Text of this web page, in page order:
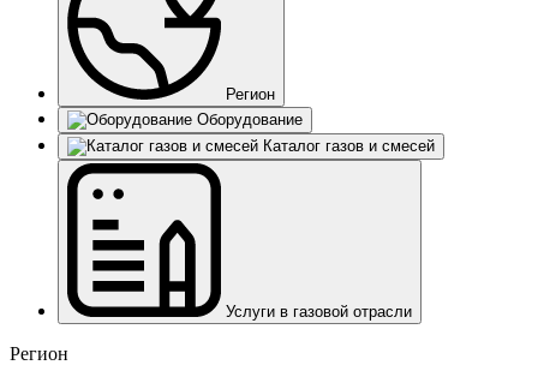
Регион
Оборудование
Каталог газов и смесей
Услуги в газовой отрасли
Регион